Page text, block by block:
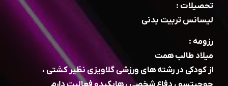
تحصیلات :
لیسانس تربیت بدنی
رزومه :
میلاد طالب همت
از کودکی در رشته های ورزشی گلاویزی نظیر کشتی ،